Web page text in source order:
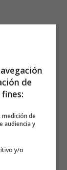
de
medición de
audiencia y
y/o